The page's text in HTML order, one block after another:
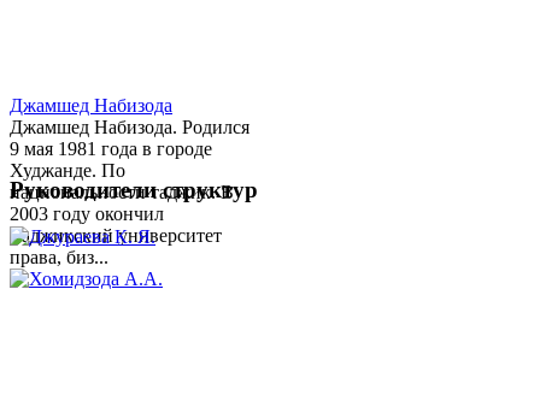
Джамшед Набизода
Джамшед Набизода. Родился
9 мая 1981 года в городе
Худжанде. По
национальности таджик. В
2003 году окончил
Таджикский университет
права, биз...
Руководители структур